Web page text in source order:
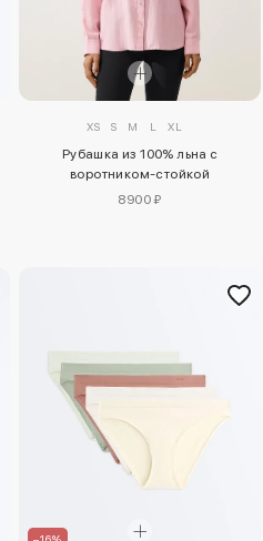
XS S M L XL
Рубашка из 100% льна с
воротником-стойкой
8900 ₽